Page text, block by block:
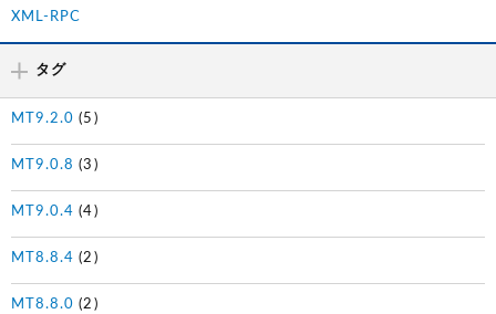
XML-RPC
タグ
MT9.2.0 (5)
MT9.0.8 (3)
MT9.0.4 (4)
MT8.8.4 (2)
MT8.8.0 (2)